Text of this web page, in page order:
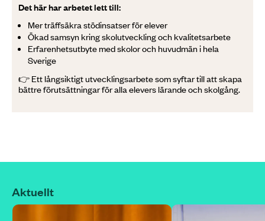
Det här har arbetet lett till:
Mer träffsäkra stödinsatser för elever
Ökad samsyn kring skolutveckling och kvalitetsarbete
Erfarenhetsutbyte med skolor och huvudmän i hela
Sverige
👉 Ett långsiktigt utvecklingsarbete som syftar till att skapa
bättre förutsättningar för alla elevers lärande och skolgång.
Aktuellt